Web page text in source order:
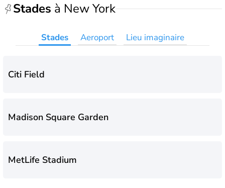
Stades à New York
Stades Aeroport Lieu imaginaire
Citi Field
Madison Square Garden
MetLife Stadium